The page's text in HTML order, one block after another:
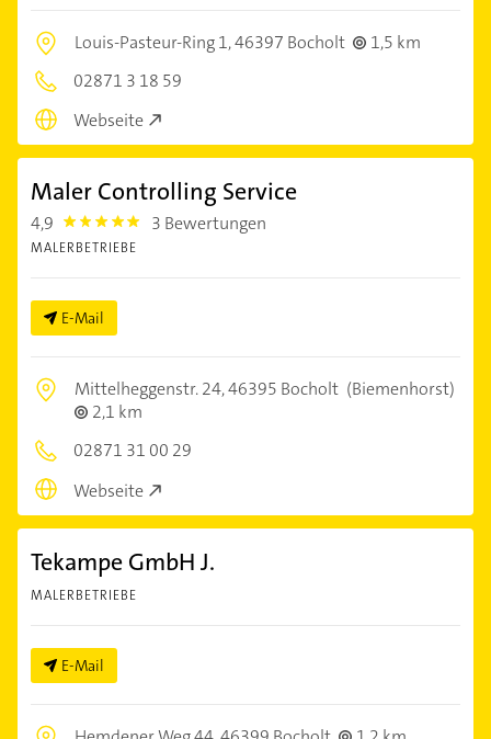
Louis-Pasteur-Ring 1,46397 Bocholt
1,5 km
02871 3 18 59
Webseite
Maler Controlling Service
4,9 4.9 3 Bewertungen
MALERBETRIEBE
E-Mail
Mittelheggenstr. 24,46395 Bocholt (Biemenhorst)
2,1 km
02871 31 00 29
Webseite
Tekampe GmbH J.
MALERBETRIEBE
E-Mail